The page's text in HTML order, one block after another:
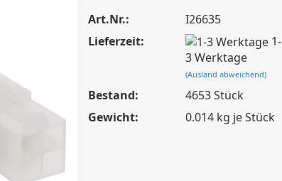
Art.Nr.:
I26635
Lieferzeit:
1-
3 Werktage
(Ausland abweichend)
Bestand: 4653Stück
Gewicht:
0.014kg je Stück